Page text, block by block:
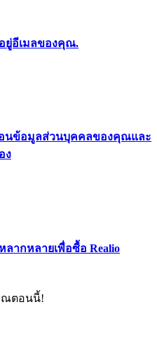
ยู่อีเมลของคุณ.
นข้อมูลส่วนบุคคลของคุณและ
ง
ลากหลายเพื่อซื้อ Realio
ณตอนนี้!